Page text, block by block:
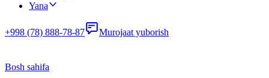
Yana
+998 (78) 888-78-87 Murojaat yuborish
Bosh sahifa